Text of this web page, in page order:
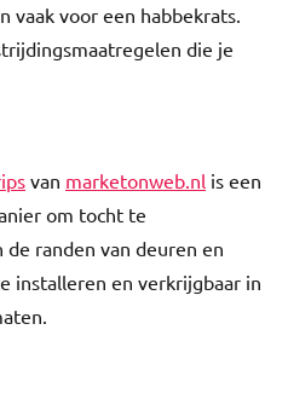
vaak voor een habbekrats.
die je
van marketonweb.nl is een
om tocht te
randen van deuren en
installeren en verkrijgbaar in